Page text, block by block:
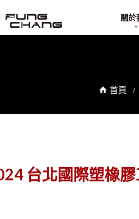
關於
專業
首頁
台北國際塑橡